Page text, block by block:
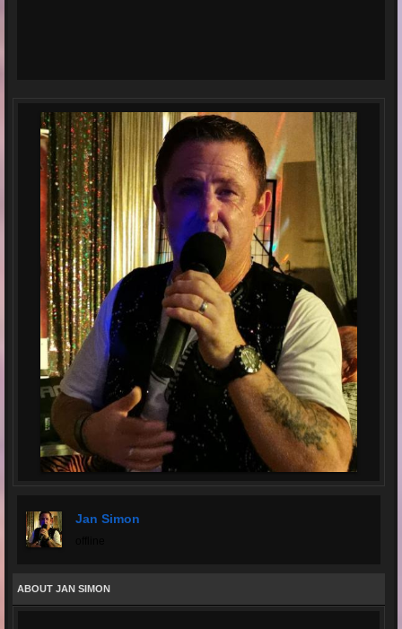
Jan Simon
ABOUT JAN SIMON